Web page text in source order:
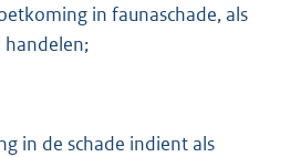
in faunaschade, als
handelen;
in de schade indient als